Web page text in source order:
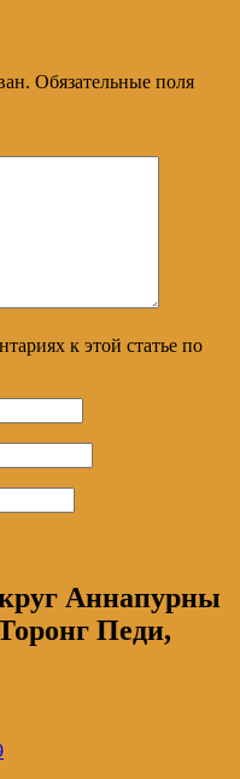
Обязательные поля
к этой статье по
Аннапурны
Педи,